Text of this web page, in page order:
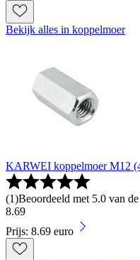
Bekijk alles in koppelmoer
KARWEI koppelmoer M12
(1)Beoordeeld met 5.0 van
8.69
Prijs: 8.69 euro